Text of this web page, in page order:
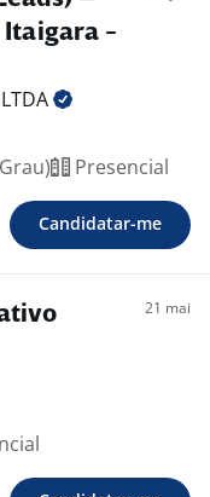
Itaigara -
LTDA
Presencial
Candidatar-me
21 mai